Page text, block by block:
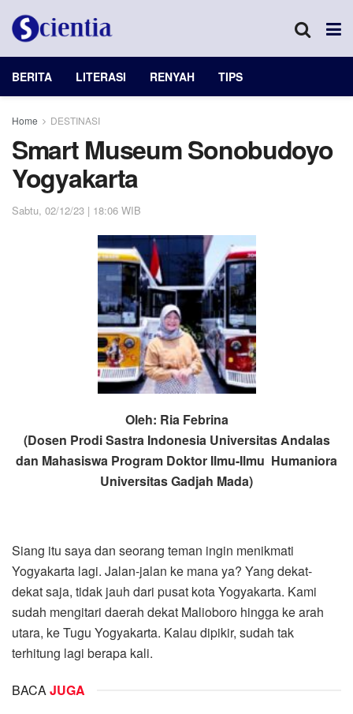
BERITA LITERASI RENYAH TIPS
Home DESTINASI
Smart Museum Sonobudoyo
Yogyakarta
Sabtu, 02/12/23 | 18:06 WIB
Oleh: Ria Febrina
(Dosen Prodi Sastra Indonesia Universitas Andalas
dan Mahasiswa Program Doktor Ilmu-Ilmu Humaniora
Universitas Gadjah Mada)
Siang itu saya dan seorang teman ingin menikmati
Yogyakarta lagi. Jalan-jalan ke mana ya? Yang dekat-
dekat saja, tidak jauh dari pusat kota Yogyakarta. Kami
sudah mengitari daerah dekat Malioboro hingga ke arah
utara, ke Tugu Yogyakarta. Kalau dipikir, sudah tak
terhitung lagi berapa kali.
BACAJUGA